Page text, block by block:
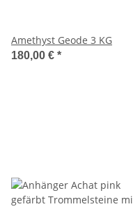
Amethyst Geode 3 KG
180,00 € *